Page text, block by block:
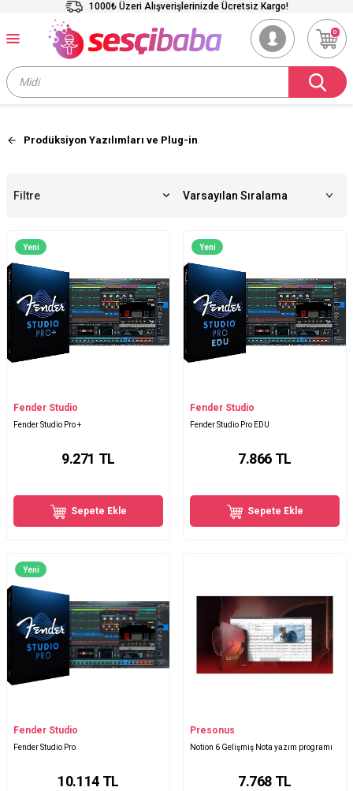
1000₺ Üzeri Alışverişlerinizde Ücretsiz Kargo!
0
Prodüksiyon Yazılımları ve Plug-in
Filtre
Yeni
Fender Studio
Fender Studio Pro +
9.271 TL
Sepete Ekle
Yeni
Fender Studio
Fender Studio Pro EDU
7.866 TL
Sepete Ekle
Yeni
Fender Studio
Fender Studio Pro
10.114TL
Presonus
Notion 6 Gelişmiş Nota yazım programı
7.768 TL